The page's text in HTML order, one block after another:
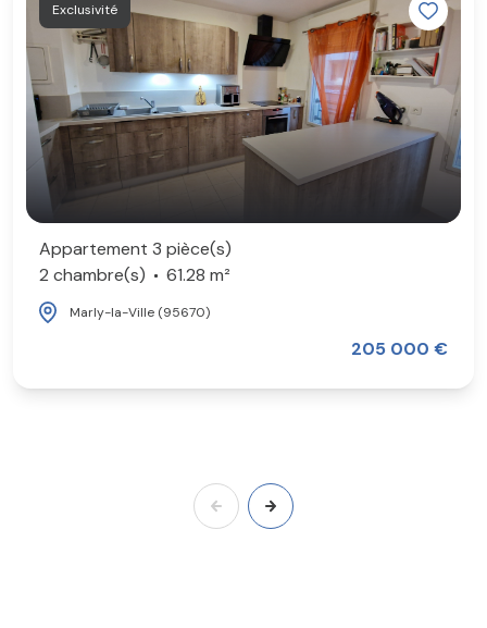
Exclusivité
Appartement 3 pièce(s)
2 chambre(s)
61.28 m²
Marly-la-Ville (95670)
205 000 €